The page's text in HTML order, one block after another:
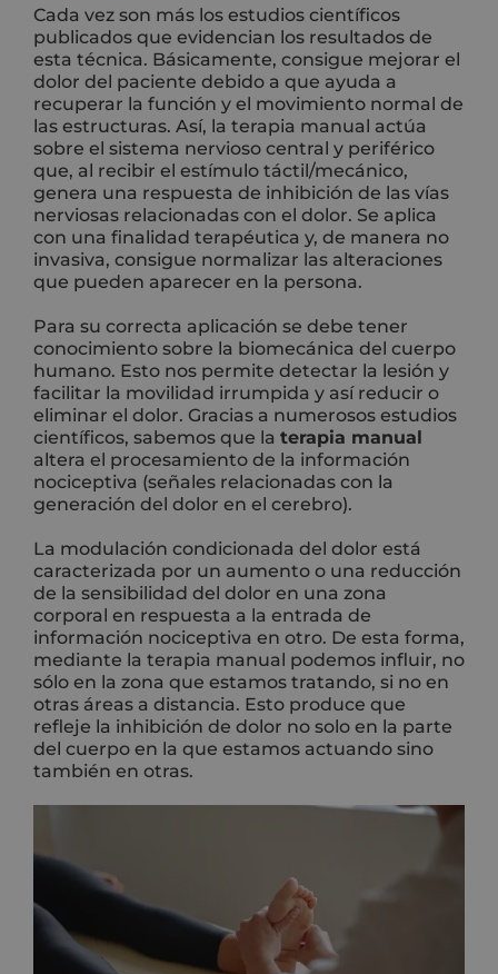
Cada vez son más los estudios científicos
publicados que evidencian los resultados de
esta técnica. Básicamente, consigue mejorar el
dolor del paciente debido a que ayuda a
recuperar la función y el movimiento normal de
las estructuras. Así, la terapia manual actúa
sobre el sistema nervioso central y periférico
que, al recibir el estímulo táctil/mecánico,
genera una respuesta de inhibición de las vías
nerviosas relacionadas con el dolor. Se aplica
con una finalidad terapéutica y, de manera no
invasiva, consigue normalizar las alteraciones
que pueden aparecer en la persona.
Para su correcta aplicación se debe tener
conocimiento sobre la biomecánica del cuerpo
humano. Esto nos permite detectar la lesión y
facilitar la movilidad irrumpida y así reducir o
eliminar el dolor. Gracias a numerosos estudios
científicos, sabemos que la terapia manual
altera el procesamiento de la información
nociceptiva (señales relacionadas con la
generación del dolor en el cerebro).
La modulación condicionada del dolor está
caracterizada por un aumento o una reducción
de la sensibilidad del dolor en una zona
corporal en respuesta a la entrada de
información nociceptiva en otro. De esta forma,
mediante la terapia manual podemos influir, no
sólo en la zona que estamos tratando, si no en
otras áreas a distancia. Esto produce que
refleje la inhibición de dolor no solo en la parte
del cuerpo en la que estamos actuando sino
también en otras.